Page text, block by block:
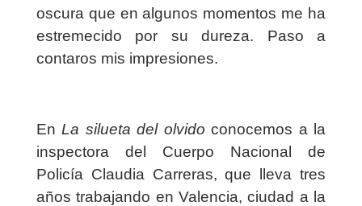
oscura que en algunos momentos me ha
estremecido por su dureza. Paso a
contaros mis impresiones.
EnLa silueta del olvido conocemos a la
inspectora del Cuerpo Nacional de
Policía Claudia Carreras, que lleva tres
años trabajando en Valencia, ciudad a la